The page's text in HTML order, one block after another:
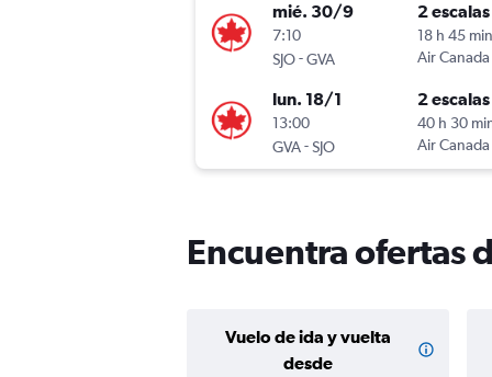
mié. 30/9
7:10
SJO-GVA
2 escalas
18 h 45 min
Air Canada
lun. 18/1
13:00
GVA-SJO
2 escalas
40 h 30
Air Canada
Encuentra ofertas
Vuelo de ida y vuelta
desde